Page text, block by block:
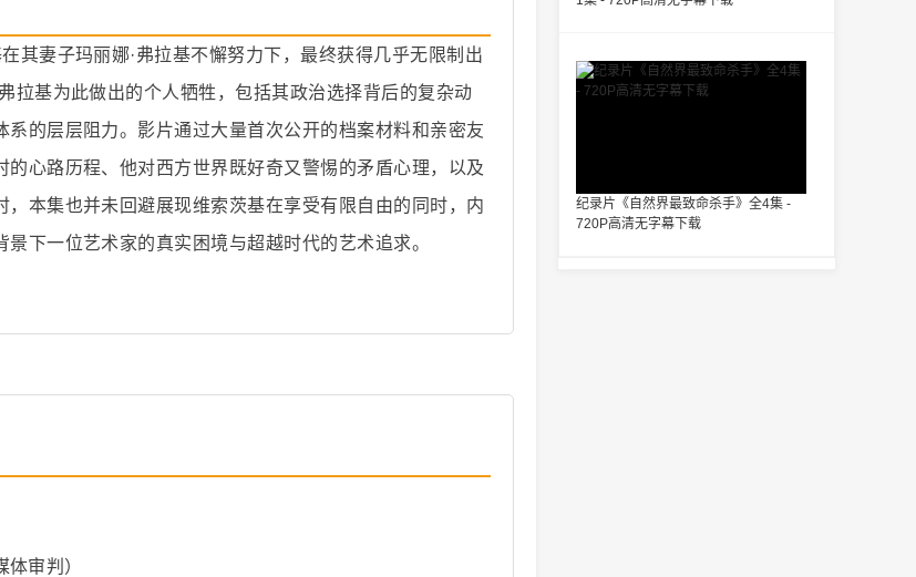
其妻子玛丽娜·弗拉基不懈努力下，最终获得几乎无限制出
拉基为此做出的个人牺牲，包括其政治选择背后的复杂动
的层层阻力。影片通过大量首次公开的档案材料和亲密友
心路历程、他对西方世界既好奇又警惕的矛盾心理，以及
本集也并未回避展现维索茨基在享受有限自由的同时，内
下一位艺术家的真实困境与超越时代的艺术追求。
审判）
纪录片《自然界最致命杀手》全4集 -
720P高清无字幕下载